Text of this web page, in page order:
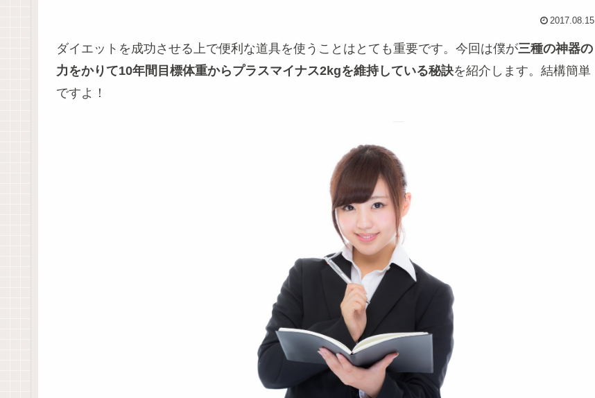
2017.08.15
ダイエットを成功させる上で便利な道具を使うことはとても重要です。今回は僕が三種の神器の
力をかりて10年間目標体重からプラスマイナス2kgを維持している秘訣を紹介します。結構簡単
ですよ！